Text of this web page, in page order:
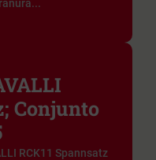
Conjunto
RCK11 Spannsatz